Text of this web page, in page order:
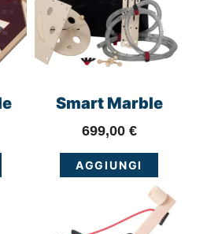
Smart Marble
699,00 €
AGGIUNGI